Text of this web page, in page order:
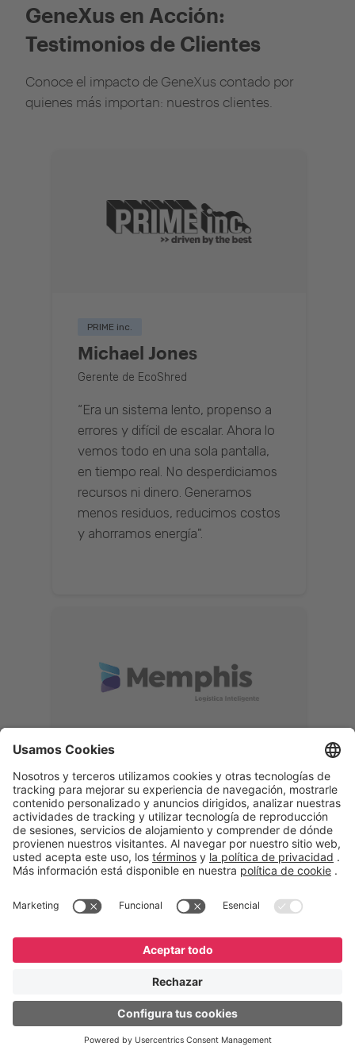
GeneXus en Acción:
Testimonios de Clientes
Conoce el impacto de GeneXus contado por
quienes más importan: nuestros clientes.
PRIME inc.
Michael Jones
Gerente de EcoShred
“Era un sistema lento, propenso a
errores y difícil de escalar. Ahora lo
vemos todo en una sola pantalla,
en tiempo real. No desperdiciamos
recursos ni dinero. Generamos
menos residuos, reducimos costos
y ahorramos energía".
Memphis
Eduardo Ribeiro
CEO
“Con GeneXus desarrollamos una
acompañar todas las etapas de la
verificar, analizar, reacondicionar y
garantizando calidad y reduciendo
costos”.